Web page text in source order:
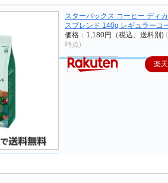
スターバックス コーヒー ディ
スブレンド 140g レギュラーコ
価格：1,180円（税込、送料別)
時点)
楽